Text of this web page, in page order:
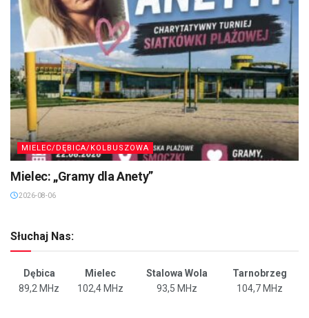
MIELEC/DĘBICA/KOLBUSZOWA
Mielec: „Gramy dla Anety”
2026-08-06
Słuchaj Nas:
Dębica Mielec Stalowa Wola
Tarnobrzeg
89,2 MHz
102,4 MHz 93,5 MHz 104,7 MHz